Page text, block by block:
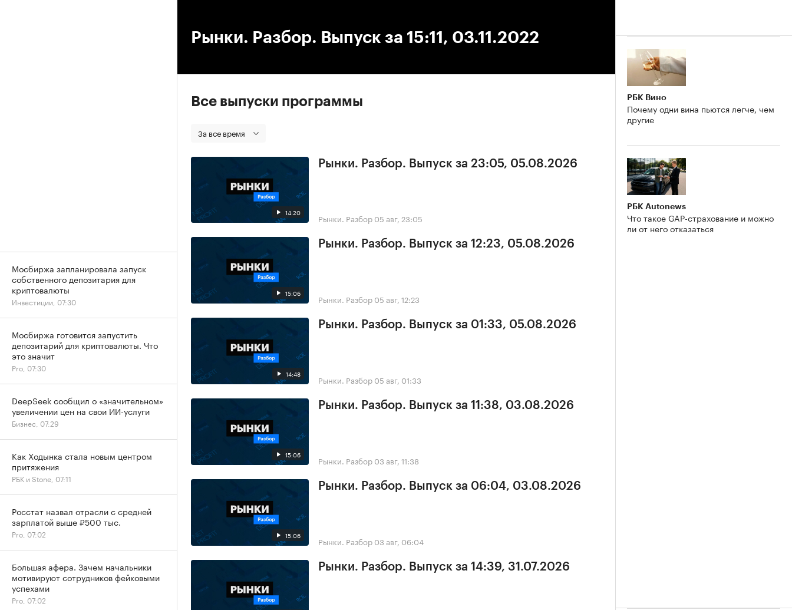
Рынки. Разбор. Выпуск за 15:11, 03.11.2022
Все выпуски программы
За все время
14:20
Рынки. Разбор. Выпуск за 23:05, 05.08.2026
Рынки. Разбор 05 авг, 23:05
15:06
Рынки. Разбор. Выпуск за 12:23, 05.08.2026
Рынки. Разбор 05 авг, 12:23
14:48
Рынки. Разбор. Выпуск за 01:33, 05.08.2026
Рынки. Разбор 05 авг, 01:33
15:06
Рынки. Разбор. Выпуск за 11:38, 03.08.2026
Рынки. Разбор 03 авг, 11:38
15:06
Рынки. Разбор. Выпуск за 06:04, 03.08.2026
Рынки. Разбор 03 авг, 06:04
Рынки. Разбор. Выпуск за 14:39, 31.07.2026
РБК Вино
Почему одни вина пьются легче, чем
другие
РБК Autonews
Что такое GAP-страхование и можно
ли от него отказаться
Мосбиржа запланировала запуск
собственного депозитария для
криптовалюты
Инвестиции, 07:30
Мосбиржа готовится запустить
депозитарий для криптовалюты. Что
это значит
Pro, 07:30
DeepSeek сообщил о «значительном»
увеличении цен на свои ИИ-услуги
Бизнес, 07:29
Как Ходынка стала новым центром
притяжения
РБК и Stone, 07:11
Росстат назвал отрасли с средней
зарплатой выше ₽500 тыс.
Pro, 07:02
Большая афера. Зачем начальники
мотивируют сотрудников фейковыми
успехами
Pro, 07:02